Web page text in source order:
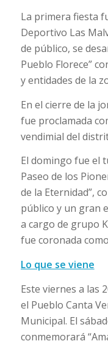
La primera fiesta
Deportivo Las
de público, se
Pueblo Florece”
y entidades de la
En el cierre de la
fue proclamada
vendimial del
El domingo fue el
Paseo de los
de la Eternidad”,
público y un gran
a cargo de grupo
fue coronada
Lo que se viene
Este viernes a las
el Pueblo Canta
Municipal. El
conmemorará